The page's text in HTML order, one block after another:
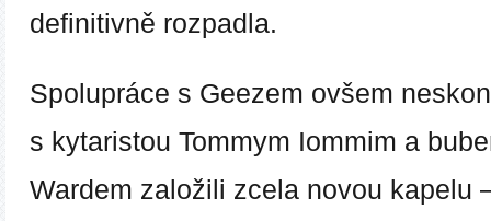
definitivně rozpadla.
Spolupráce s Geezem ovšem
s kytaristou Tommym Iommim a
Wardem založili zcela novou kapelu